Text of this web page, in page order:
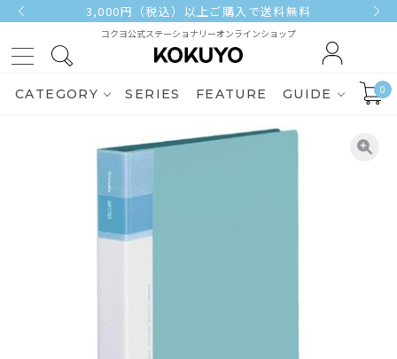
3,000円（税込）以上ご購入で送料無料
コクヨ公式ステーショナリーオンラインショップ
CATEGORY SERIES FEATURE GUIDE 0